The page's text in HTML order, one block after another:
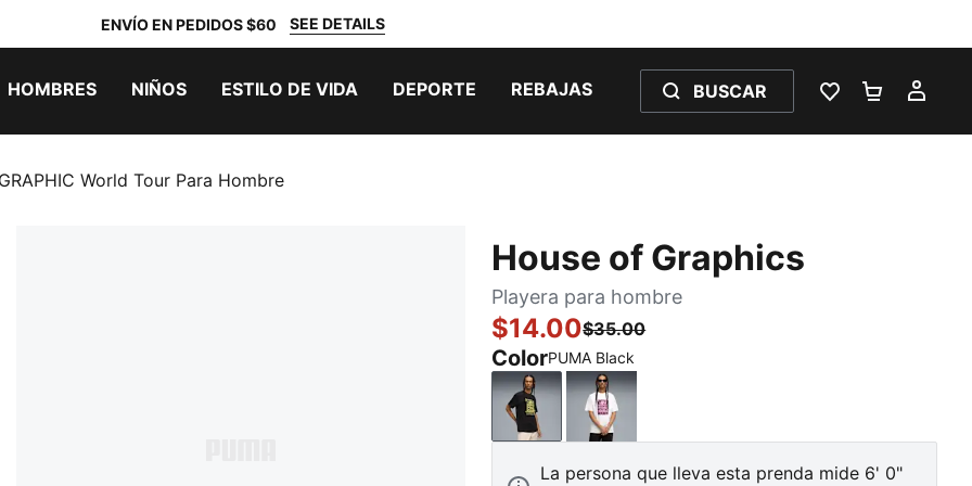
ENVÍO EN PEDIDOS $60 SEE DETAILS
HOMBRES NIÑOS ESTILO DE VIDA DEPORTE REBAJAS BUSCAR
LISTA DE
World Tour Para Hombre
House of Graphics
Playera para hombre
$14.00$35.00
ColorPUMA Black
PUMA BlackPUMA White
La persona que lleva esta prenda mide 6' 0"